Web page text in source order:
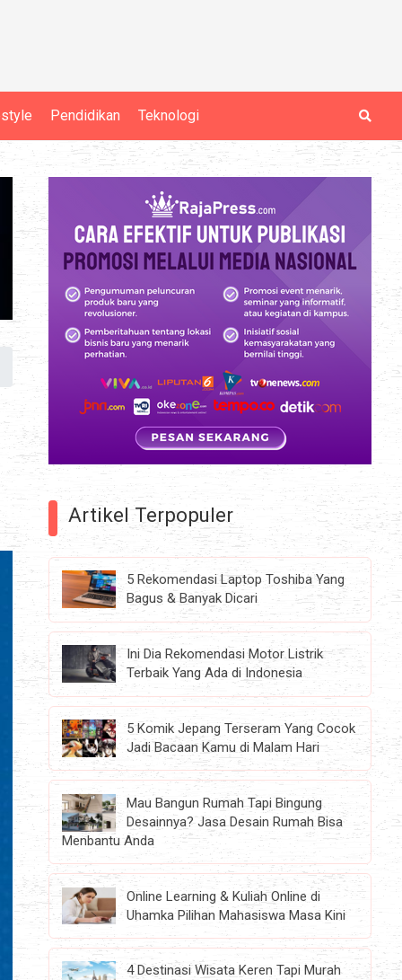
Pendidikan Teknologi
Artikel Terpopuler
5 Rekomendasi Laptop Toshiba Yang
Bagus & Banyak Dicari
Ini Dia Rekomendasi Motor Listrik
Terbaik Yang Ada di Indonesia
5 Komik Jepang Terseram Yang Cocok
Jadi Bacaan Kamu di Malam Hari
Mau Bangun Rumah Tapi Bingung
Desainnya? Jasa Desain Rumah Bisa
Menbantu Anda
Online Learning & Kuliah Online di
Uhamka Pilihan Mahasiswa Masa Kini
4 Destinasi Wisata Keren Tapi Murah